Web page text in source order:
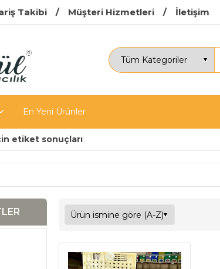
Takibi Müşteri Hizmetleri İletişim
En Yeni Ürünler
etiket sonuçları